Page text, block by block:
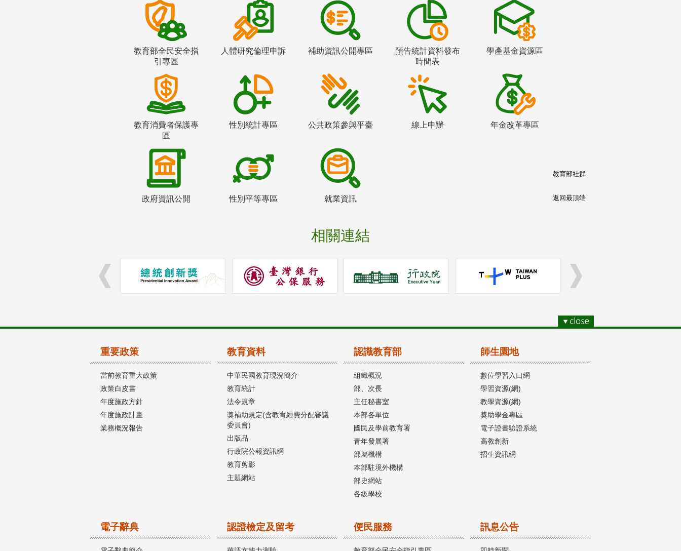
教育部全民安全指
引專區
人體研究倫理申訴 補助資訊公開專區
預告統計資料發布
時間表
學產基金資源區
教育消費者保護專
區
性別統計專區 公共政策參與平臺 線上申辦 年金改革專區
政府資訊公開 性別平等專區 就業資訊
相關連結
教育部社群
返回最頂端
重要政策
當前教育重大政策
政策白皮書
年度施政方針
年度施政計畫
業務概況報告
教育資料
中華民國教育現況簡介
教育統計
法令規章
獎補助規定(含教育經費分配審議
委員會)
出版品
行政院公報資訊網
教育剪影
主題網站
認識教育部
組織概況
部、次長
主任秘書室
本部各單位
國民及學前教育署
青年發展署
部屬機構
本部駐境外機構
部史網站
各級學校
師生園地
數位學習入口網
學習資源(網)
教學資源(網)
獎助學金專區
電子證書驗證系統
高教創新
招生資訊網
電子辭典 認證檢定及留考 便民服務 訊息公告